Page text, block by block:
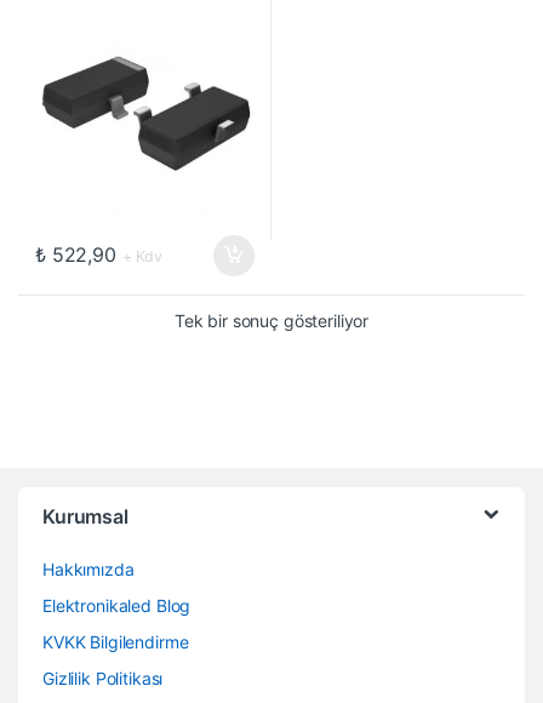
₺522,90 + Kdv
Tek bir sonuç gösteriliyor
Kurumsal
Hakkımızda
Elektronikaled Blog
KVKK Bilgilendirme
Gizlilik Politikası